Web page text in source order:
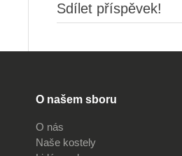
Sdílet příspěvek!
O našem sboru
O nás
Naše kostely